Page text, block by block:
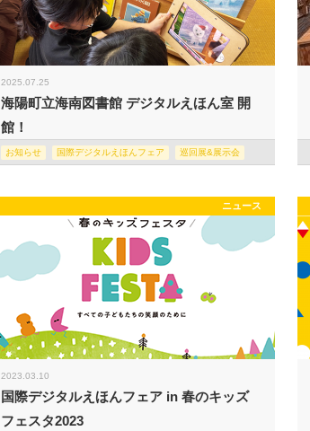
2025.07.25
海陽町立海南図書館 デジタルえほん室 開
館！
お知らせ 国際デジタルえほんフェア 巡回展&展示会
ニュース
2023.03.10
国際デジタルえほんフェア in 春のキッズ
フェスタ2023